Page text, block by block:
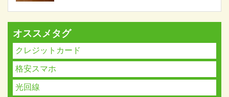
オススメタグ
クレジットカード
格安スマホ
光回線